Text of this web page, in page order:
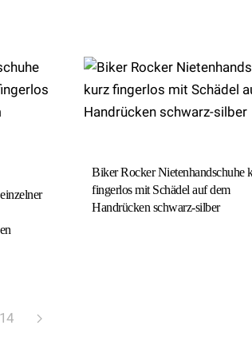
Biker Rocker Nietenhandschuhe
fingerlos mit Schädel auf dem
Handrücken schwarz-silber
14